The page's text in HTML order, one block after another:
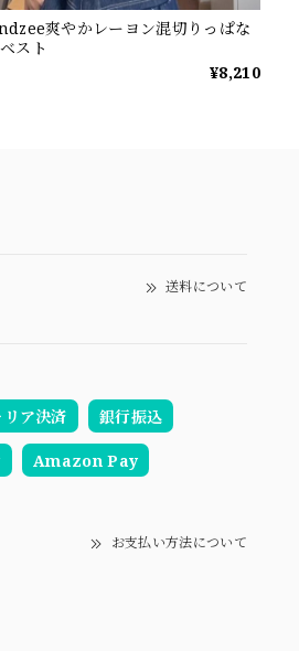
爽やかレーヨン混切りっぱな
スト
¥8,210
送料について
リア決済 銀行振込
Amazon Pay
お支払い方法について